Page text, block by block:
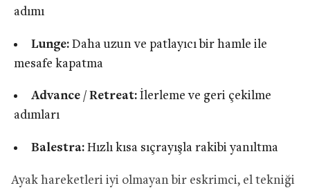
adımı
Lunge:Daha uzun ve patlayıcı bir hamle ile
mesafe kapatma
Advance / Retreat:İlerleme ve geri çekilme
adımları
Balestra:Hızlı kısa sıçrayışla rakibi yanıltma
Ayak hareketleri iyi olmayan bir eskrimci, el tekniği